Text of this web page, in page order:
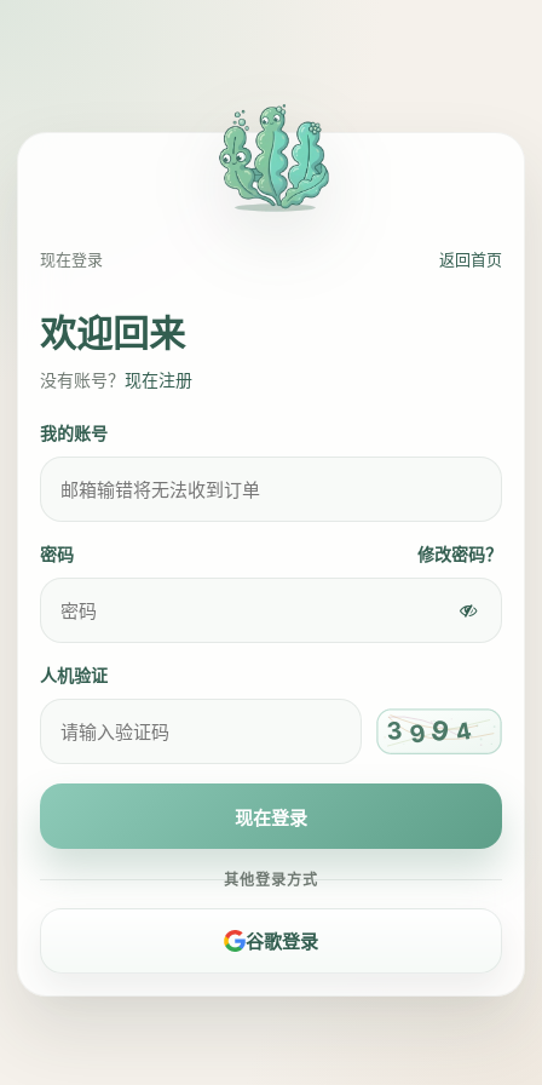
现在登录 返回首页
欢迎回来
没有账号？ 现在注册
我的账号
密码 修改密码？
人机验证
现在登录
其他登录方式
谷歌登录